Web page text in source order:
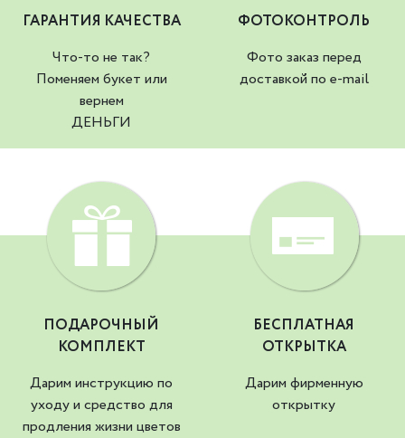
ГАРАНТИЯ КАЧЕСТВА
Что-то не так?
Поменяем букет или
вернем
ДЕНЬГИ
ФОТОКОНТРОЛЬ
Фото заказ перед
доставкой по e-mail
ПОДАРОЧНЫЙ
КОМПЛЕКТ
Дарим инструкцию по
уходу и средство для
продления жизни цветов
БЕСПЛАТНАЯ
ОТКРЫТКА
Дарим фирменную
открытку